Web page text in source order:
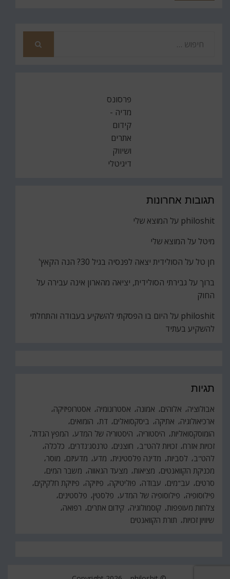
פרסונס
מדיה -
קידום
אתרים
ושיווק
דיגיטלי
תגובות אחרונות
philoshit על המוצא שלי
מיטל על המוצא שלי
חן טל על הסולידית יצאה לפנסיה בגיל 30? הנה הקאץ'
ברוך על גבירתי הסולידית, יציאה מהארון אינה עבירה על
החוק
philoshit על היום בו הפסקתי להשקיע בעבודה והתחלתי
להשקיע בעתיד
תגיות
אבולוציה אלוהים אמונה אסטרונומיה
אסטרופיזיקה
ארכיאולוגיה
אתיקה ביסקסואלים דת הומואים
הומוסקסואליות היסטוריה היסטוריה של המדע המפץ הגדול
זכויות אזרח זכויות להט"ב חוצנים טרנסג'נדרים
כלכלה
להט"ב
לסביות מדינה פלסטינית מדע מדעיזם
מוסר
מכניקת הקוואנטים
מציאות מצעד הגאווה
משבר המים
סרטים
עב"מים עבודה פוליטיקה פיזיקה
פיזיקת חלקיקים
פילוסופיה
פילוסופיה של המדע פלסטין פלסטינים
צלחות מעופפות קוסמולוגיה קידום אתרים
רפואה
שיוויון זכויות תורת הקוואנטים